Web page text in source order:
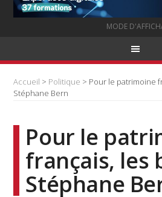
MODE
Accueil > Politique > Pour le patrimoine
Stéphane Bern
Pour le
français, les
Stéphane